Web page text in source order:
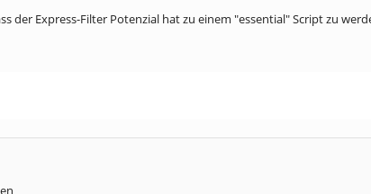
der Express-Filter Potenzial hat zu einem "essential" Script zu